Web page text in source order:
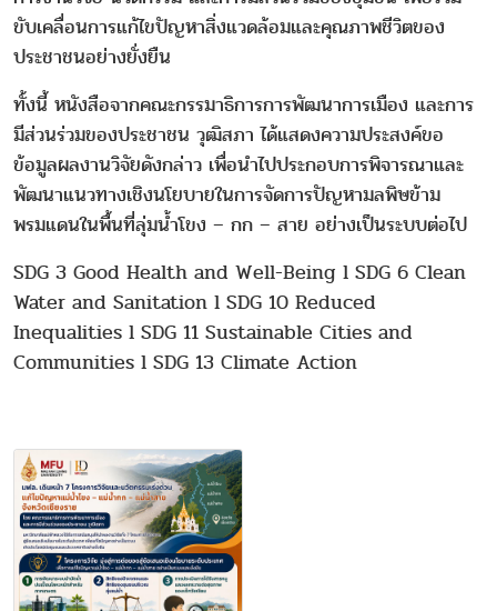
ขับเคลื่อนการแก้ไขปัญหาสิ่งแวดล้อมและคุณภาพชีวิตของ
ประชาชนอย่างยั่งยืน
ทั้งนี้ หนังสือจากคณะกรรมาธิการการพัฒนาการเมือง และการ
มีส่วนร่วมของประชาชน วุฒิสภา ได้แสดงความประสงค์ขอ
ข้อมูลผลงานวิจัยดังกล่าว เพื่อนำไปประกอบการพิจารณาและ
พัฒนาแนวทางเชิงนโยบายในการจัดการปัญหามลพิษข้าม
พรมแดนในพื้นที่ลุ่มน้ำโขง – กก – สาย อย่างเป็นระบบต่อไป
SDG 3 Good Health and Well-Being l SDG 6 Clean
Water and Sanitation l SDG 10 Reduced
Inequalities l SDG 11 Sustainable Cities and
Communities l SDG 13 Climate Action